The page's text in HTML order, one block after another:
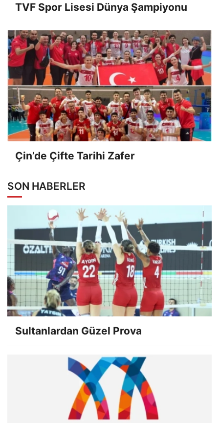
TVF Spor Lisesi Dünya Şampiyonu
Çin’de Çifte Tarihi Zafer
SON HABERLER
Sultanlardan Güzel Prova